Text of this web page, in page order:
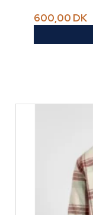
600,00 DK